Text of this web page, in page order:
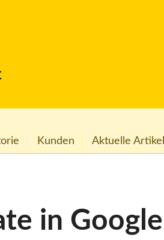
Kunden Aktuelle Artikel
in